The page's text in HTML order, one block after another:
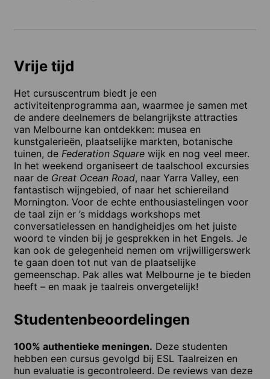
Vrije tijd
Het cursuscentrum biedt je een
activiteitenprogramma aan, waarmee je samen met
de andere deelnemers de belangrijkste attracties
van Melbourne kan ontdekken: musea en
kunstgalerieën, plaatselijke markten, botanische
tuinen, de Federation Square wijk en nog veel meer.
In het weekend organiseert de taalschool excursies
naar de Great Ocean Road, naar Yarra Valley, een
fantastisch wijngebied, of naar het schiereiland
Mornington. Voor de echte enthousiastelingen voor
de taal zijn er ’s middags workshops met
conversatielessen en handigheidjes om het juiste
woord te vinden bij je gesprekken in het Engels. Je
kan ook de gelegenheid nemen om vrijwilligerswerk
te gaan doen tot nut van de plaatselijke
gemeenschap. Pak alles wat Melbourne je te bieden
heeft – en maak je taalreis onvergetelijk!
Studentenbeoordelingen
100% authentieke meningen. Deze studenten
hebben een cursus gevolgd bij ESL Taalreizen en
hun evaluatie is gecontroleerd. De reviews van deze